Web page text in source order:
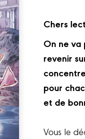
Chers
On ne va
revenir
pour
et de
Vous le